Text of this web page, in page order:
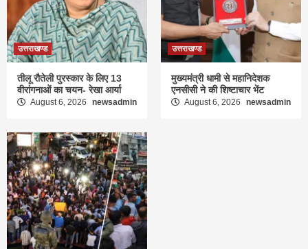
उत्तराखण्ड
तीलू रौतेली पुरस्कार के लिए 13
वीरांगनाओं का चयन- रेखा आर्या
August 6, 2026 newsadmin
उत्तराखण्ड
मुख्यमंत्री धामी से महानिदेशक
एनसीसी ने की शिष्टाचार भेंट
August 6, 2026 newsadmin